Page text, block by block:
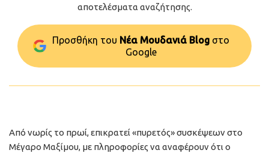
αποτελέσματα αναζήτησης.
Προσθήκη του Νέα Μουδανιά Blog στo
Google
Από νωρίς το πρωί, επικρατεί «πυρετός» συσκέψεων στο
Μέγαρο Μαξίμου, με πληροφορίες να αναφέρουν ότι ο